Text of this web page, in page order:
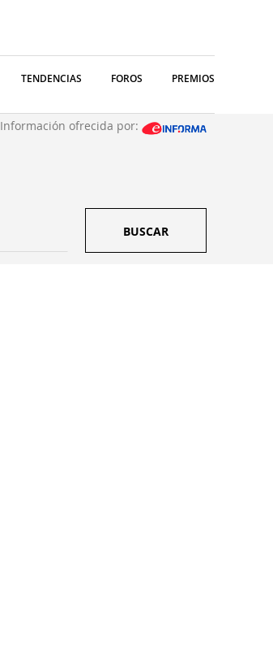
TENDENCIAS FOROS PREMIOS
Información ofrecida por:
BUSCAR